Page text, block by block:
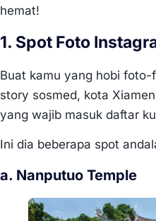
hemat!
1. Spot Foto
Buat kamu yang hobi
story sosmed, kota
yang wajib masuk daftar
Ini dia beberapa spot
a. Nanputuo Temple